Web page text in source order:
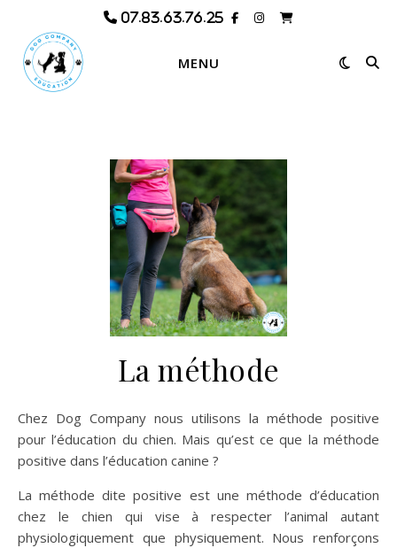
MENU
La méthode
Chez Dog Company nous utilisons la méthode positive
pour l’éducation du chien. Mais qu’est ce que la méthode
positive dans l’éducation canine ?
La méthode dite positive est une méthode d’éducation
chez le chien qui vise à respecter l’animal autant
physiologiquement que physiquement. Nous renforçons